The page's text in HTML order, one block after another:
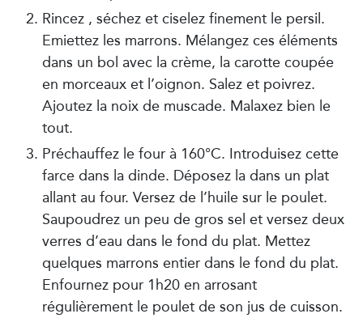
Rincez , séchez et ciselez finement le persil.
Emiettez les marrons. Mélangez ces éléments
dans un bol avec la crème, la carotte coupée
en morceaux et l’oignon. Salez et poivrez.
Ajoutez la noix de muscade. Malaxez bien le
tout.
Préchauffez le four à 160°C. Introduisez cette
farce dans la dinde. Déposez la dans un plat
allant au four. Versez de l’huile sur le poulet.
Saupoudrez un peu de gros sel et versez deux
verres d’eau dans le fond du plat. Mettez
quelques marrons entier dans le fond du plat.
Enfournez pour 1h20 en arrosant
régulièrement le poulet de son jus de cuisson.